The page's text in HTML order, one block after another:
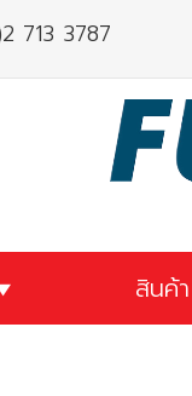
713 3787
สินค้า